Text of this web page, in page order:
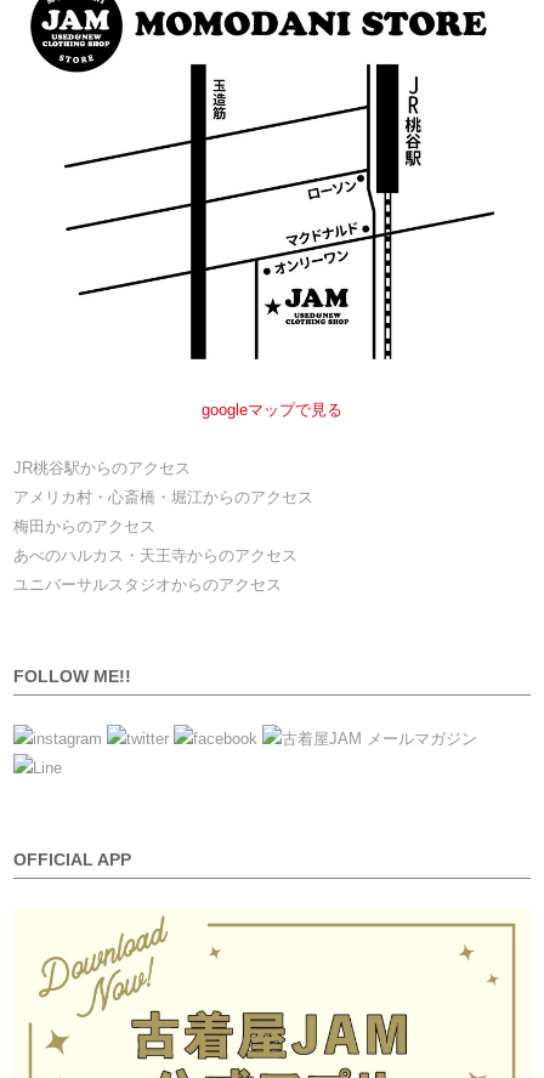
googleマップで見る
JR桃谷駅からのアクセス
アメリカ村・心斎橋・堀江からのアクセス
梅田からのアクセス
あべのハルカス・天王寺からのアクセス
ユニバーサルスタジオからのアクセス
FOLLOW ME!!
OFFICIAL APP